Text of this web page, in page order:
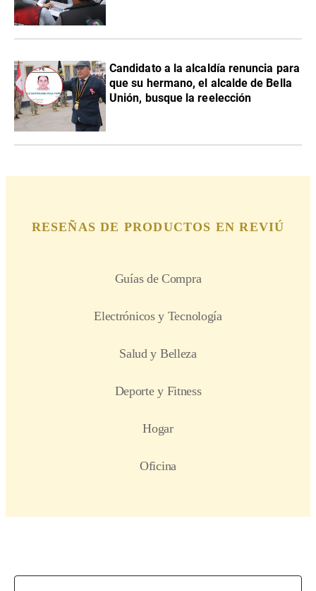
Candidato a la alcaldía renuncia para
que su hermano, el alcalde de Bella
Unión, busque la reelección